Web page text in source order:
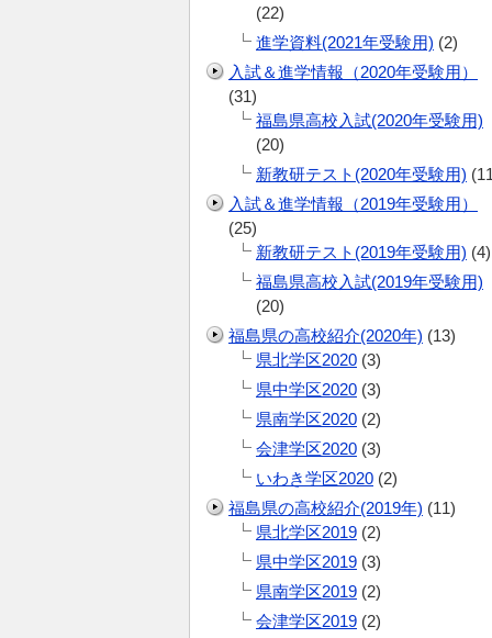
(22)
進学資料(2021年受験用) (2)
入試＆進学情報（2020年受験用）
(31)
福島県高校入試(2020年受験用)
(20)
新教研テスト(2020年受験用)
入試＆進学情報（2019年受験用）
(25)
新教研テスト(2019年受験用) (4)
福島県高校入試(2019年受験用)
(20)
福島県の高校紹介(2020年) (13)
県北学区2020 (3)
県中学区2020 (3)
県南学区2020 (2)
会津学区2020 (3)
いわき学区2020 (2)
福島県の高校紹介(2019年) (11)
県北学区2019 (2)
県中学区2019 (3)
県南学区2019 (2)
会津学区2019 (2)